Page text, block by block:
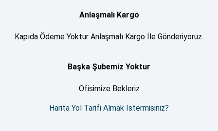
Anlaşmalı Kargo
Kapıda Ödeme Yoktur Anlaşmalı Kargo İle Gönderiyoruz.
Başka Şubemiz Yoktur
Ofisimize Bekleriz
Harita Yol Tarifi Almak İstermisiniz?